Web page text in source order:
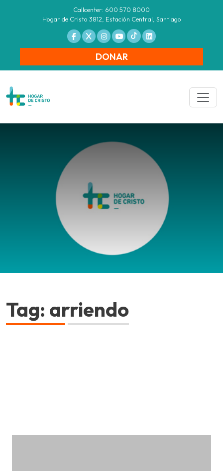
Callcenter: 600 570 8000
Hogar de Cristo 3812, Estación Central, Santiago
DONAR
Tag: arriendo